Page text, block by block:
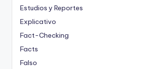
Estudios y Reportes
Explicativo
Fact-Checking
Facts
Falso